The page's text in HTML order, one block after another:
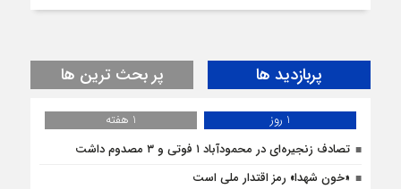
پربازدید ها پر بحث ترین ها
1 روز
1 هفته
تصادف زنجیره‌ای در محمودآباد ۱ فوتی و ۳ مصدوم داشت
«خون شهدا» رمز اقتدار ملی است